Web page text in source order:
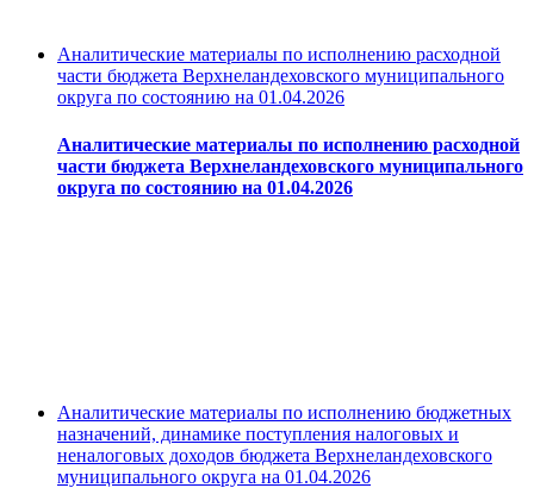
Аналитические материалы по исполнению расходной
части бюджета Верхнеландеховского муниципального
округа по состоянию на 01.04.2026
Аналитические материалы по исполнению расходной
части бюджета Верхнеландеховского муниципального
округа по состоянию на 01.04.2026
Аналитические материалы по исполнению бюджетных
назначений, динамике поступления налоговых и
неналоговых доходов бюджета Верхнеландеховского
муниципального округа на 01.04.2026